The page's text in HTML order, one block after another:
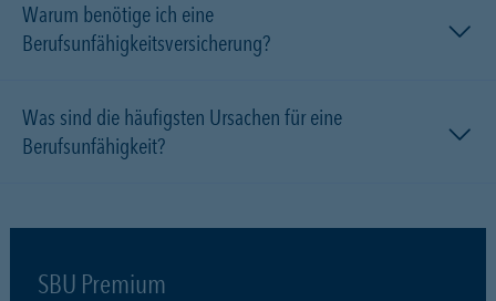
Warum benötige ich eine
Berufsunfähigkeitsversicherung?
Was sind die häufigsten Ursachen für eine
Berufsunfähigkeit?
SBU Premium